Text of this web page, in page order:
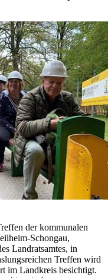
der kommunalen
Schongau,
Landratsamtes, in
Treffen wird
im Landkreis besichtigt.